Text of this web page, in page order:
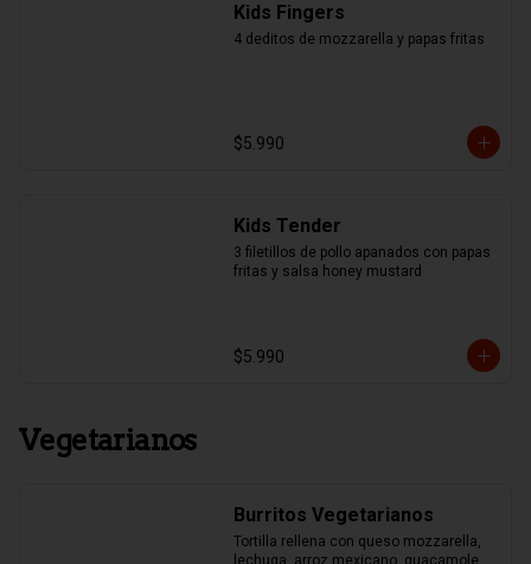
Kids Fingers
4 deditos de mozzarella y papas fritas
$5.990
Kids Tender
3 filetillos de pollo apanados con papas
fritas y salsa honey mustard
$5.990
Vegetarianos
Burritos Vegetarianos
Tortilla rellena con queso mozzarella,
lechuga, arroz mexicano, guacamole,